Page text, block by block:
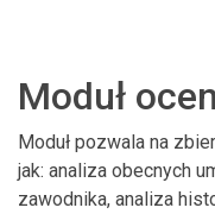
Moduł
Moduł pozwala na
jak: analiza obecnych
zawodnika, analiza